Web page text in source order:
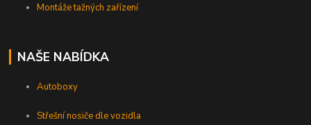
Montáže tažných zařízení
NAŠE NABÍDKA
Autoboxy
Střešní nosiče dle vozidla